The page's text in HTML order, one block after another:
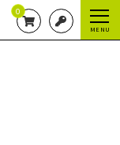
0
MENU